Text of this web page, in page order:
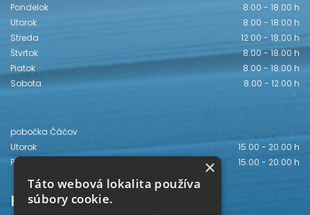
Pondelok
8.00 - 18.00 h
Utorok
8.00 - 18.00 h
Streda
12.00 - 18.00 h
Štvrtok
8.00 - 18.00 h
Piatok
8.00 - 18.00 h
Sobota
8.00 - 12.00 h
pobočka Čáčov
Utorok
15.00 - 20.00 h
Piatok
15.00 - 20.00 h
Kontakt
×
Táto webová lokalita používa
súbory cookie.